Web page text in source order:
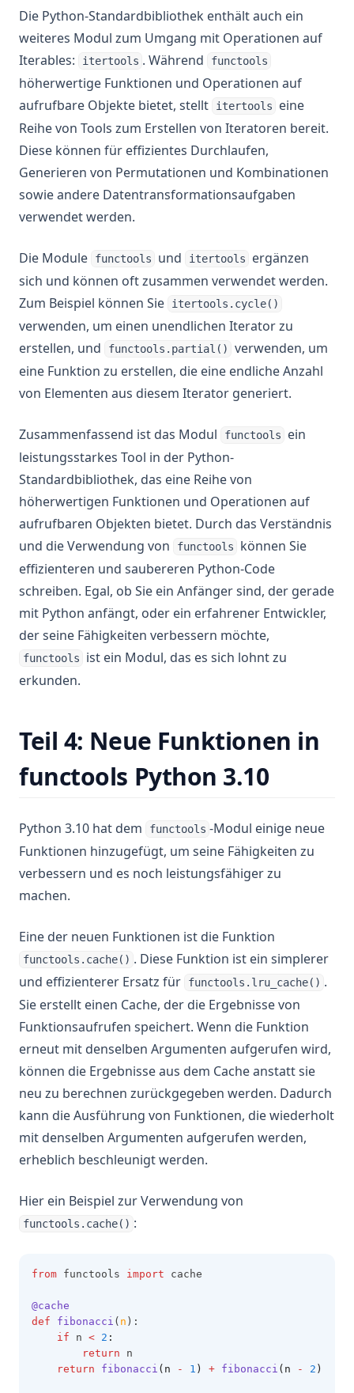
Die Python-Standardbibliothek enthält auch ein
weiteres Modul zum Umgang mit Operationen auf
Iterables:
itertools . Während functools
höherwertige Funktionen und Operationen auf
aufrufbare Objekte bietet, stellt
itertools
eine
Reihe von Tools zum Erstellen von Iteratoren bereit.
Diese können für effizientes Durchlaufen,
Generieren von Permutationen und Kombinationen
sowie andere Datentransformationsaufgaben
verwendet werden.
Die Module functools und itertools
ergänzen
sich und können oft zusammen verwendet werden.
Zum Beispiel können Sie
itertools.cycle()
verwenden, um einen unendlichen Iterator zu
erstellen, und
functools.partial()
verwenden, um
eine Funktion zu erstellen, die eine endliche Anzahl
von Elementen aus diesem Iterator generiert.
Zusammenfassend ist das Modul functools
ein
leistungsstarkes Tool in der Python-
Standardbibliothek, das eine Reihe von
höherwertigen Funktionen und Operationen auf
aufrufbaren Objekten bietet. Durch das Verständnis
und die Verwendung von
functools
können Sie
effizienteren und saubereren Python-Code
schreiben. Egal, ob Sie ein Anfänger sind, der gerade
mit Python anfängt, oder ein erfahrener Entwickler,
der seine Fähigkeiten verbessern möchte,
functools
ist ein Modul, das es sich lohnt zu
erkunden.
Teil 4: Neue Funktionen in
functools Python 3.10
Python 3.10 hat dem functools -Modul einige neue
Funktionen hinzugefügt, um seine Fähigkeiten zu
verbessern und es noch leistungsfähiger zu
machen.
Eine der neuen Funktionen ist die Funktion
functools.cache() . Diese Funktion ist ein simplerer
und effizienterer Ersatz für
functools.lru_cache() .
Sie erstellt einen Cache, der die Ergebnisse von
Funktionsaufrufen speichert. Wenn die Funktion
erneut mit denselben Argumenten aufgerufen wird,
können die Ergebnisse aus dem Cache anstatt sie
neu zu berechnen zurückgegeben werden. Dadurch
kann die Ausführung von Funktionen, die wiederholt
mit denselben Argumenten aufgerufen werden,
erheblich beschleunigt werden.
Hier ein Beispiel zur Verwendung von
functools.cache() :
from functools import cache
@cache
def
fibonacci ( n ):
if n < 2 :
return n
return
fibonacci (n - 1 ) + fibonacci (n - 2 )